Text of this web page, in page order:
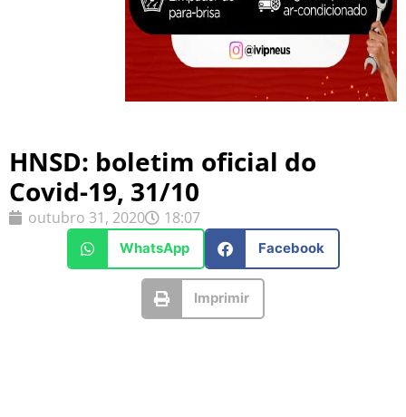
HNSD: boletim oficial do
Covid-19, 31/10
outubro 31, 2020 18:07
WhatsApp Facebook
Imprimir